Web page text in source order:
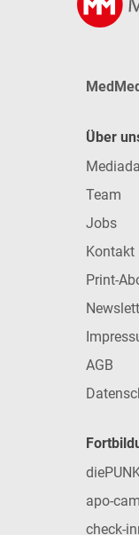
Über
Team
Jobs
Kontakt
Print-
AGB
apo-
check-